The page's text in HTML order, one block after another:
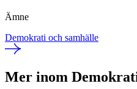
Ämne
Demokrati och samhälle
Mer inom